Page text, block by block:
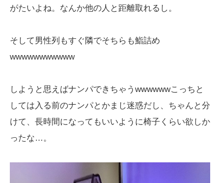
がたいよね。なんか他の人と距離取れるし。
そして男性列もすぐ隣でそちらも鮨詰め
wwwwwwwwwww
しようと思えばナンパできちゃうwwwwwwこっちと
しては入る前のナンパとかまじ迷惑だし、ちゃんと分
けて、長時間になってもいいように椅子くらい欲しか
ったな…。